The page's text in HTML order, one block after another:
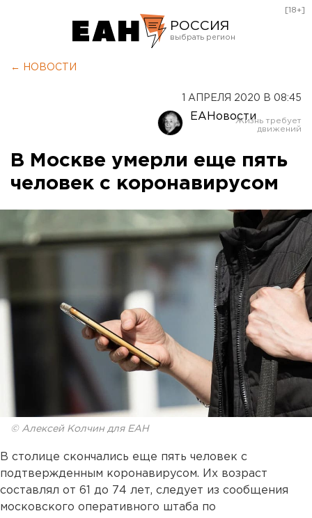
РОССИЯ
Оренбург
[18+]
← НОВОСТИ
1 АПРЕЛЯ 2020 В 08:45
ЕАНовости
В Москве умерли еще пять
человек с коронавирусом
© Алексей Колчин для ЕАН
В столице скончались еще пять человек с
подтвержденным коронавирусом. Их возраст
составлял от 61 до 74 лет, следует из сообщения
московского оперативного штаба по